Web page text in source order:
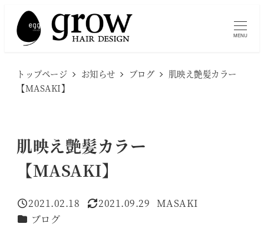
MENU
トップページ お知らせ ブログ
肌映え艶髪カラー
【MASAKI】
肌映え艶髪カラー
【MASAKI】
投稿日
2021.02.18
更新日
2021.09.29
著
MASAKI
カテゴリー
ブログ